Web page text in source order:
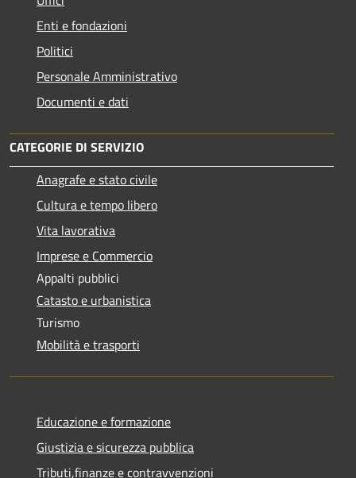
Enti e fondazioni
Politici
Personale Amministrativo
Documenti e dati
CATEGORIE DI SERVIZIO
Anagrafe e stato civile
Cultura e tempo libero
Vita lavorativa
Imprese e Commercio
Appalti pubblici
Catasto e urbanistica
Turismo
Mobilità e trasporti
Educazione e formazione
Giustizia e sicurezza pubblica
Tributi,finanze e contravvenzioni